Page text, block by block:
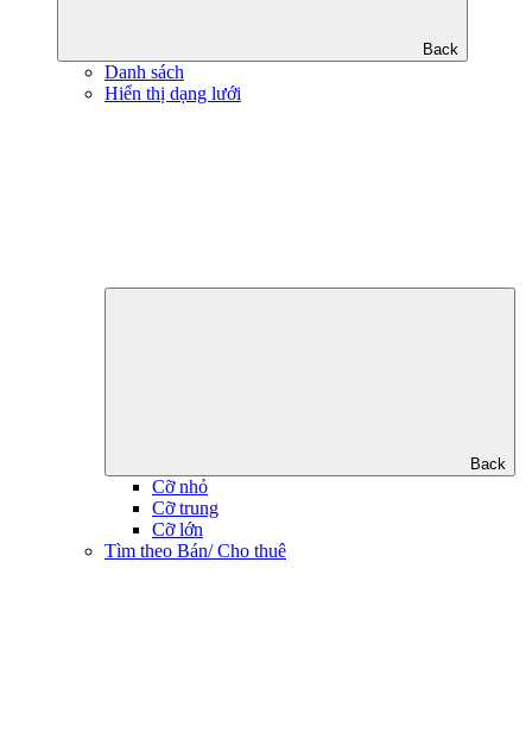
Back
Danh sách
Hiển thị dạng lưới
Back
Cỡ nhỏ
Cỡ trung
Cỡ lớn
Tìm theo Bán/ Cho thuê